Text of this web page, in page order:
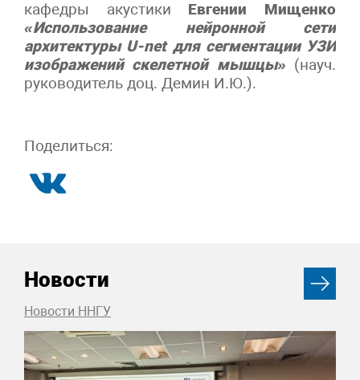
кафедры акустики Евгении Мищенко
«Использование нейронной сети
архитектуры U-net для сегментации УЗИ
изображений скелетной мышцы» (науч.
руководитель доц. Демин И.Ю.).
Поделиться:
Новости
Новости ННГУ